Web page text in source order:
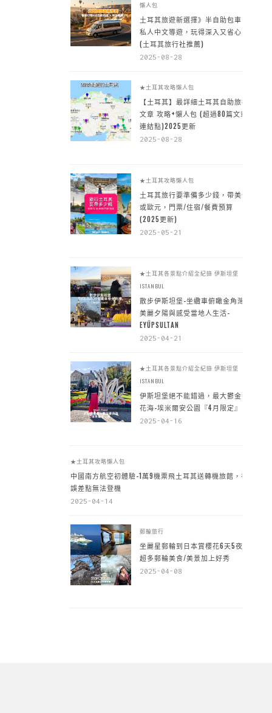
懶人包
土耳其旅遊新選擇》半自助包車 +
私人中文導遊，玩得深入又省心
(土耳其旅行社推薦)
2025-08-28
★土耳其攻略懶人包
【土耳其】最詳細土耳其自助旅行
文章 攻略+懶人包 (超過80篇文章~
連結點)2025更新
2025-08-28
★土耳其攻略懶人包
土耳其旅行要準備多少錢，帶美金
或歐元，門票/住宿/餐費預算
(2025更新)
2025-05-21
★土耳其各景點介紹全紀錄 伊斯坦堡
ISTANBUL
散步伊斯坦堡-坐纜車俯瞰金角灣
美麗夕陽與感受當地人生活-
EYÜPSULTAN
2025-04-21
★土耳其各景點介紹全紀錄 伊斯坦堡
ISTANBUL
伊斯坦堡絕不能錯過，最大鬱金香
花海-埃米爾安公園『4月限定』
2025-04-16
★土耳其攻略懶人包
中國南方航空初體驗-1萬9機票飛土耳其送轉機旅館，手
誤差點無法登機
2025-04-14
郵輪旅行
坐麗星郵輪到日本賞櫻花6天5夜，
超多郵輪美食/美景加上好秀
2025-04-08